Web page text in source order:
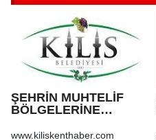
ŞEHRİN MUHTELİF
BÖLGELERİNE
VE BOZULAN
www.kiliskenthaber.com